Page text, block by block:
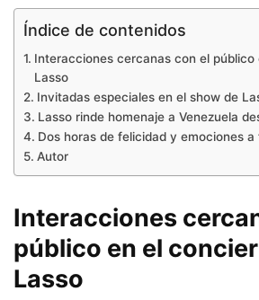
Índice de contenidos
Interacciones cercanas con el
Lasso
Invitadas especiales en el show de
Lasso rinde homenaje a Venezuela
Dos horas de felicidad y emociones a
Autor
Interacciones
público en el
Lasso